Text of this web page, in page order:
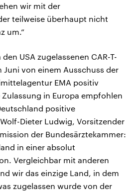
wir mit der
teilweise überhaupt nicht
um.“
USA zugelassenen CAR-T-
Juni von einem Ausschuss der
EMA positiv
in Europa empfohlen
positive
Dieter Ludwig, Vorsitzender
der Bundesärztekammer:
in einer absolut
Vergleichbar mit anderen
wir das einzige Land, in dem
zugelassen wurde von der